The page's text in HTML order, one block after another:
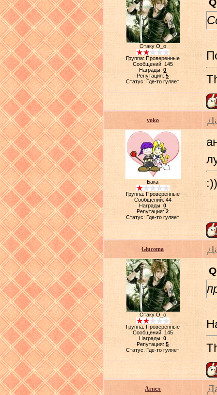
Отаку О_о
Группа: Проверенные
Сообщений: 145
Награды:0
Репутация:5
Статус:Где-то гуляет
voko
Бака
Группа: Проверенные
Сообщений: 44
Награды:0
Репутация:2
Статус:Где-то гуляет
Glucoma
Отаку О_о
Группа: Проверенные
Сообщений: 145
Награды:0
Репутация:5
Статус:Где-то гуляет
Агнел